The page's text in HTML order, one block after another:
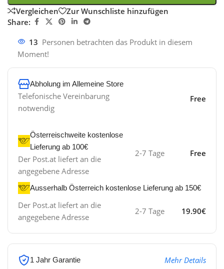
Vergleichen
Zur Wunschliste hinzufügen
Share:
13 Personen betrachten das Produkt in diesem
Moment!
Abholung im Allemeine Store
Telefonische Vereinbarung
notwendig
Free
Österreischweite kostenlose
Lieferung ab 100€
Der Post.at liefert an die
angegebene Adresse
2-7 Tage Free
Ausserhalb Österreich kostenlose Lieferung ab 150€
Der Post.at liefert an die
angegebene Adresse
2-7 Tage 19.90€
1 Jahr Garantie Mehr Details